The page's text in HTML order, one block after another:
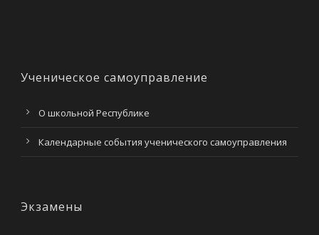
Ученическое самоуправление
О школьной Республике
Календарные события ученического самоуправления
Экзамены